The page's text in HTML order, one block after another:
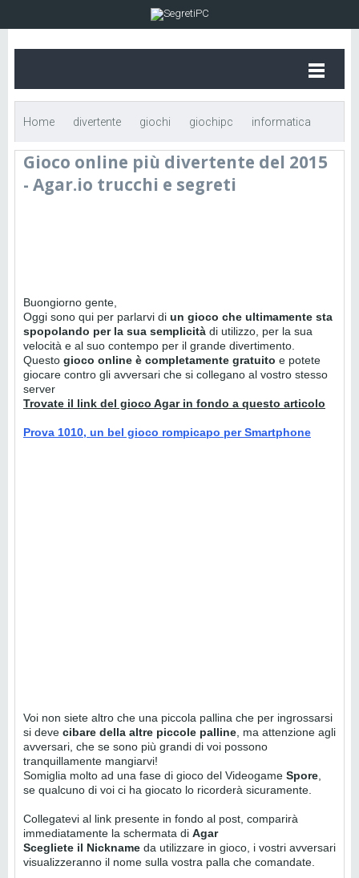
Home divertente giochi giochipc informatica
Gioco online più divertente del 2015 - Agar.io trucchi e segreti
Gioco online più divertente del 2015
- Agar.io trucchi e segreti
Buongiorno gente,
Oggi sono qui per parlarvi di un gioco che ultimamente sta
spopolando per la sua semplicità di utilizzo, per la sua
velocità e al suo contempo per il grande divertimento.
Questo gioco online è completamente gratuito e potete
giocare contro gli avversari che si collegano al vostro stesso
server
Trovate il link del gioco Agar in fondo a questo articolo
Prova 1010, un bel gioco rompicapo per Smartphone
Voi non siete altro che una piccola pallina che per ingrossarsi
si deve cibare della altre piccole palline , ma attenzione agli
avversari, che se sono più grandi di voi possono
tranquillamente mangiarvi!
Somiglia molto ad una fase di gioco del Videogame Spore
se qualcuno di voi ci ha giocato lo ricorderà sicuramente.
Collegatevi al link presente in fondo al post, comparirà
immediatamente la schermata di Agar
Scegliete il Nickname da utilizzare in gioco, i vostri avversari
visualizzeranno il nome sulla vostra palla che comandate.